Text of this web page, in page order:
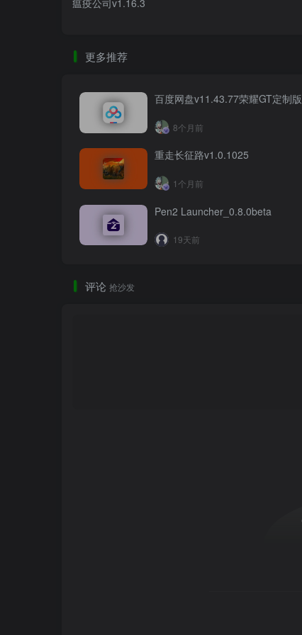
瘟疫公司v1.16.3
更多推荐
百度网盘v11.43.77荣耀GT定制版
8个月前
重走长征路v1.0.1025
1个月前
Pen2 Launcher_0.8.0beta
19天前
评论 抢沙发